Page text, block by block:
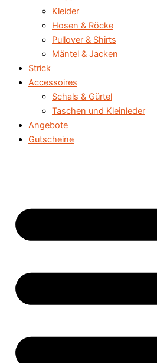
Kleider
Hosen & Röcke
Pullover & Shirts
Mäntel & Jacken
Strick
Accessoires
Schals & Gürtel
Taschen und Kleinleder
Angebote
Gutscheine